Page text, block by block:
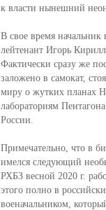
к власти нынешний
В свое время
лейтенант Игорь
Фактически сразу же
заложено в самокат,
миру о жутких планах
лабораториям
России.
Примечательно, что в
имелся следующий
РХБЗ весной 2020 г.
этого полно в
военачальником,